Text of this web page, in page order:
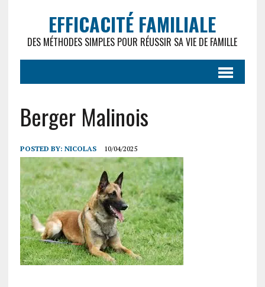
EFFICACITÉ FAMILIALE
DES MÉTHODES SIMPLES POUR RÉUSSIR SA VIE DE FAMILLE
Berger Malinois
POSTED BY: NICOLAS 10/04/2025